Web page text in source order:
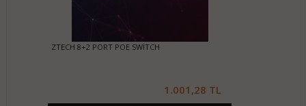
ZTECH 8+2 PORT POE SWİTCH
1.001,28 TL